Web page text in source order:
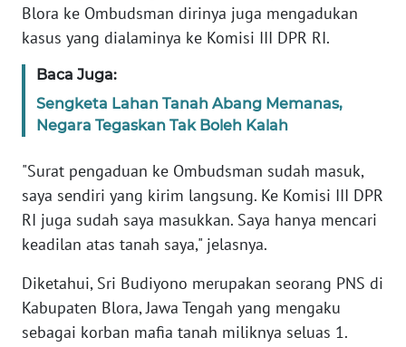
Blora ke Ombudsman dirinya juga mengadukan
kasus yang dialaminya ke Komisi III DPR RI.
Baca Juga:
Sengketa Lahan Tanah Abang Memanas,
Negara Tegaskan Tak Boleh Kalah
"Surat pengaduan ke Ombudsman sudah masuk,
saya sendiri yang kirim langsung. Ke Komisi III DPR
RI juga sudah saya masukkan. Saya hanya mencari
keadilan atas tanah saya," jelasnya.
Diketahui, Sri Budiyono merupakan seorang PNS di
Kabupaten Blora, Jawa Tengah yang mengaku
sebagai korban mafia tanah miliknya seluas 1.
WN
BABEL
SUMBAR
SUMSEL
WN
BENGKULU
WN
LAMPUNG